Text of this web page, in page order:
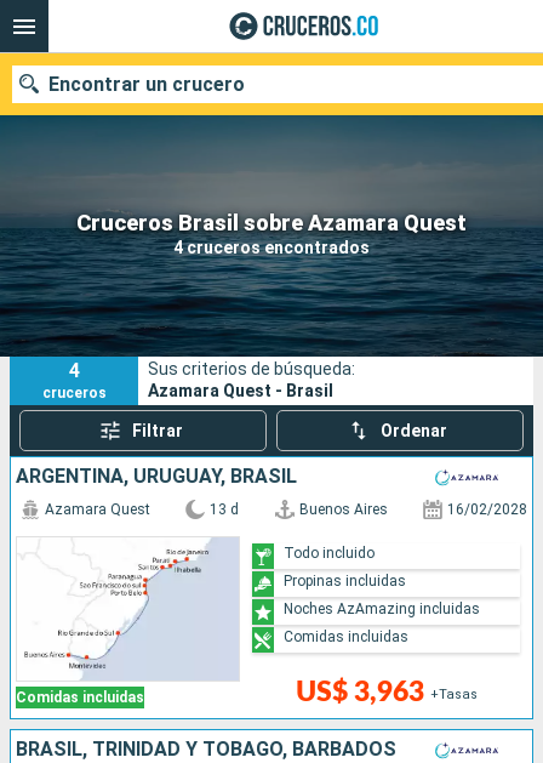
Cruceros Brasil sobre Azamara Quest
4 cruceros encontrados
Encontrar un crucero
Fecha de salida
Buscar
4
cruceros
Sus criterios de búsqueda:
Azamara Quest - Brasil
Filtrar Ordenar
ARGENTINA, URUGUAY, BRASIL
Comidas incluidas
Azamara Quest 13 d Buenos Aires 16/02/2028
US$ 3,963 +Tasas
Todo incluido
Propinas incluidas
Noches AzAmazing incluidas
Comidas incluidas
BRASIL, TRINIDAD Y TOBAGO, BARBADOS